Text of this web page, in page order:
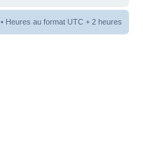
• Heures au format UTC + 2 heures